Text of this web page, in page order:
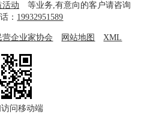
活动
等业务,有意向的客户请咨询
： 19932951589
营企业家协会 网站地图 XML
问移动端